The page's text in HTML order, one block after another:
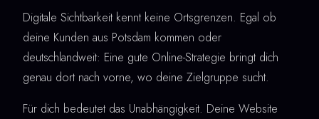
Digitale Sichtbarkeit kennt keine Ortsgrenzen. Egal ob
deine Kunden aus Potsdam kommen oder
deutschlandweit: Eine gute Online-Strategie bringt dich
genau dort nach vorne, wo deine Zielgruppe sucht.
Für dich bedeutet das Unabhängigkeit. Deine Website